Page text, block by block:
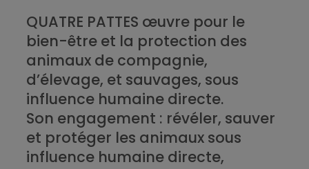
QUATRE PATTES œuvre pour le
bien-être et la protection des
animaux de compagnie,
d’élevage, et sauvages, sous
influence humaine directe.
Son engagement : révéler, sauver
et protéger les animaux sous
influence humaine directe,